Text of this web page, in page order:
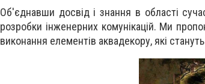
Об'єднавши досвід і знання в області
розробки інженерних комунікацій. Ми
виконання елементів аквадекору, які